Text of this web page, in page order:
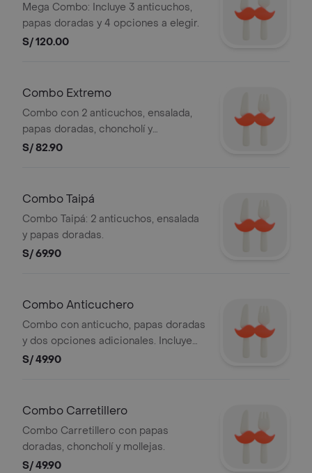
Mega Combo: Incluye 3 anticuchos,
papas doradas y 4 opciones a elegir.
S/ 120.00
Combo Extremo
Combo con 2 anticuchos, ensalada,
papas doradas, choncholí y
chicharrón.
S/ 82.90
Combo Taipá
Combo Taipá: 2 anticuchos, ensalada
y papas doradas.
S/ 69.90
Combo Anticuchero
Combo con anticucho, papas doradas
y dos opciones adicionales. Incluye
cortes de carne y papas a la parrilla.
S/ 49.90
Combo Carretillero
Combo Carretillero con papas
doradas, choncholí y mollejas.
S/ 49.90